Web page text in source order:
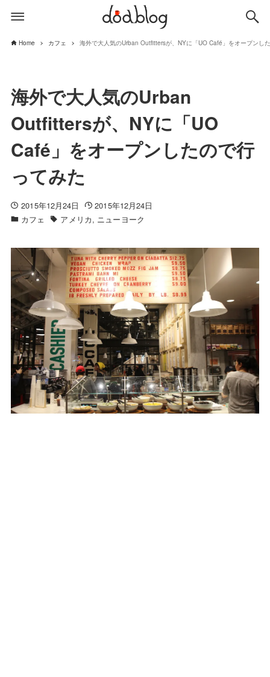
Home カフェ 海外で大人気のUrban Outfittersが、NYに「UO Café」をオープンし
海外で大人気のUrban
Outfittersが、NYに「UO
Café」をオープンしたので行
ってみた
2015年12月24日
2015年12月24日
カフェ
アメリカ ニューヨーク